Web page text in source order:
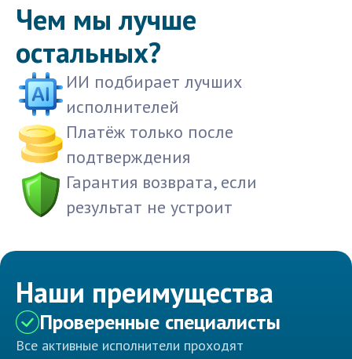
Чем мы лучше
остальных?
ИИ подбирает лучших
исполнителей
Платёж только после
подтверждения
Гарантия возврата, если
результат не устроит
Наши преимущества
Проверенные специалисты
Все активные исполнители проходят